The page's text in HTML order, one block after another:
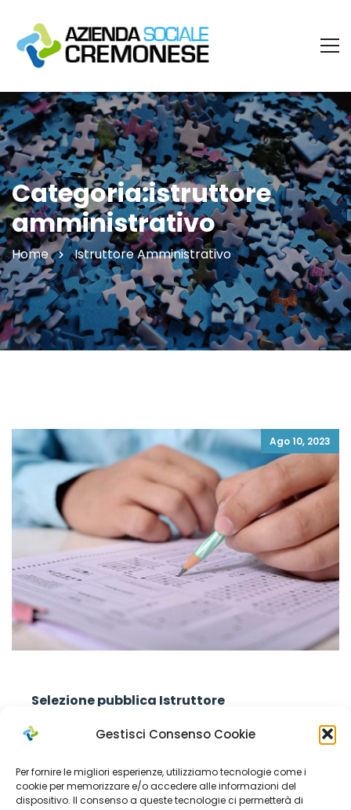
Gestisci Consenso Cookie
Per fornire le migliori esperienze, utilizziamo tecnologie come i
cookie per memorizzare e/o accedere alle informazioni del
dispositivo. Il consenso a queste tecnologie ci permetterà di
Categoria:istruttore
amministrativo
Home Istruttore Amministrativo
Ago 10, 2023
Selezione pubblica Istruttore